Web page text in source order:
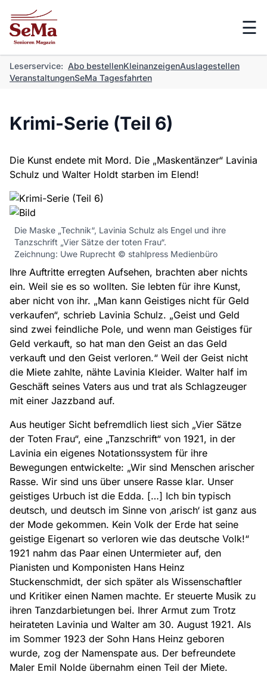
☰
Leserservice: Abo bestellenKleinanzeigenAuslagestellen
VeranstaltungenSeMa Tagesfahrten
Krimi-Serie (Teil 6)
Die Kunst endete mit Mord. Die „Maskentänzer“ Lavinia
Schulz und Walter Holdt starben im Elend!
Die Maske „Technik“, Lavinia Schulz als Engel und ihre
Tanzschrift „Vier Sätze der toten Frau“.
Zeichnung: Uwe Ruprecht © stahlpress Medienbüro
Ihre Auftritte erregten Aufsehen, brachten aber nichts
ein. Weil sie es so wollten. Sie lebten für ihre Kunst,
aber nicht von ihr. „Man kann Geistiges nicht für Geld
verkaufen“, schrieb Lavinia Schulz. „Geist und Geld
sind zwei feindliche Pole, und wenn man Geistiges für
Geld verkauft, so hat man den Geist an das Geld
verkauft und den Geist verloren.“ Weil der Geist nicht
die Miete zahlte, nähte Lavinia Kleider. Walter half im
Geschäft seines Vaters aus und trat als Schlagzeuger
mit einer Jazzband auf.
Aus heutiger Sicht befremdlich liest sich „Vier Sätze
der Toten Frau“, eine „Tanzschrift“ von 1921, in der
Lavinia ein eigenes Notationssystem für ihre
Bewegungen entwickelte: „Wir sind Menschen arischer
Rasse. Wir sind uns über unsere Rasse klar. Unser
geistiges Urbuch ist die Edda. […] Ich bin typisch
deutsch, und deutsch im Sinne von ‚arisch‘ ist ganz aus
der Mode gekommen. Kein Volk der Erde hat seine
geistige Eigenart so verloren wie das deutsche Volk!“
1921 nahm das Paar einen Untermieter auf, den
Pianisten und Komponisten Hans Heinz
Stuckenschmidt, der sich später als Wissenschaftler
und Kritiker einen Namen machte. Er steuerte Musik zu
ihren Tanzdarbietungen bei. Ihrer Armut zum Trotz
heirateten Lavinia und Walter am 30. August 1921. Als
im Sommer 1923 der Sohn Hans Heinz geboren
wurde, zog der Namenspate aus. Der befreundete
Maler Emil Nolde übernahm einen Teil der Miete.